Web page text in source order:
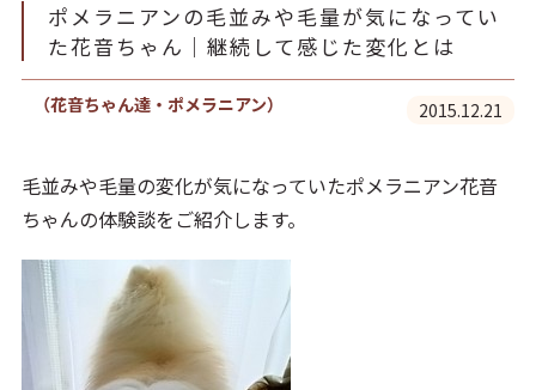
ポメラニアンの毛並みや毛量が気になってい
た花音ちゃん｜継続して感じた変化とは
（花音ちゃん達・ポメラニアン） 2015.12.21
毛並みや毛量の変化が気になっていたポメラニアン花音
ちゃんの体験談をご紹介します。